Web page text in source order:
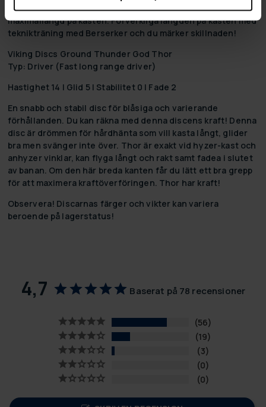
slutet. Med disken lyckas även hyzerflip-kast för att nå
maximallängd på kasten. Förverkliga längden på kasten med
teknikträning med Berserker och du märker skillnaden!
Viking Discs Ground Thunder God Thor
Typ: Driver (Fast long range driver)
Hastighet 14 | Glid 5 | Stabilitet 0 | Fade 2
En snabb och stabil disc för blåsiga och varierande
förhållanden. Du kan räkna med denna discens kraft! Denna
disc är drömmen för hårdhänta som vill kasta långt, glider
bra men svänger inte över. Thor är exakt vid hyzer-kast och
anhyzer vinklar, kan flyga långt och rakt samt fadea i slutet
av banan. Om den här breda kanten får du lätt ett bra grepp
för att maximera kraftöverföringen. Thor har kraft!
Observera! Discarnas färger och vikter kan variera
beroende på lagerstatus!
4,7 Baserat på 78 recensioner
56
19
3
0
0